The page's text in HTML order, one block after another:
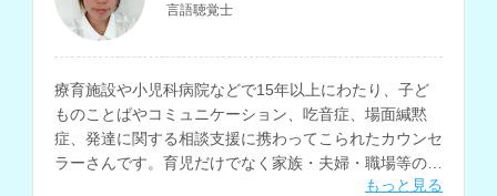
言語聴覚士
療育施設や小児科病院などで15年以上にわたり、子ど
ものことばやコミュニケーション、吃音症、場面緘黙
症、発達に関する相談支援に携わってこられたカウンセ
ラーさんです。育児だけでなく家族・夫婦・職場等の人
もっと見る